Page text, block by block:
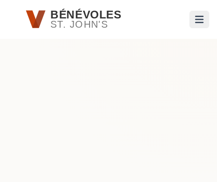
Passer au contenu principal
BÉNÉVOLES
ST. JOHN'S